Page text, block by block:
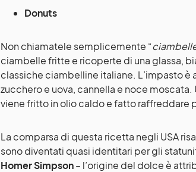
Donuts
Non chiamatele semplicemente “
ciambelle fritte e ricoperte di una glassa,
classiche ciambelline italiane. L’impasto è
zucchero e uova, cannella e noce
viene fritto in olio caldo e fatto raffreddare
La comparsa di questa ricetta negli USA
sono diventati quasi identitari per gli
Homer Simpson– l’origine del dolce è